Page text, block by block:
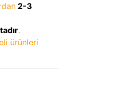
2-3
.
ürünleri